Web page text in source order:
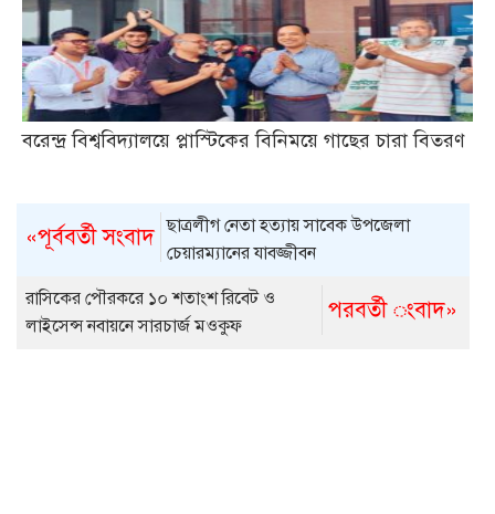
বরেন্দ্র বিশ্ববিদ্যালয়ে প্লাস্টিকের বিনিময়ে গাছের চারা বিতরণ
«পূর্ববর্তী সংবাদ ছাত্রলীগ নেতা হত্যায় সাবেক উপজেলা
চেয়ারম্যানের যাবজ্জীবন
পরবর্তী ংবাদ»
রাসিকের পৌরকরে ১০ শতাংশ রিবেট ও
লাইসেন্স নবায়নে সারচার্জ মওকুফ